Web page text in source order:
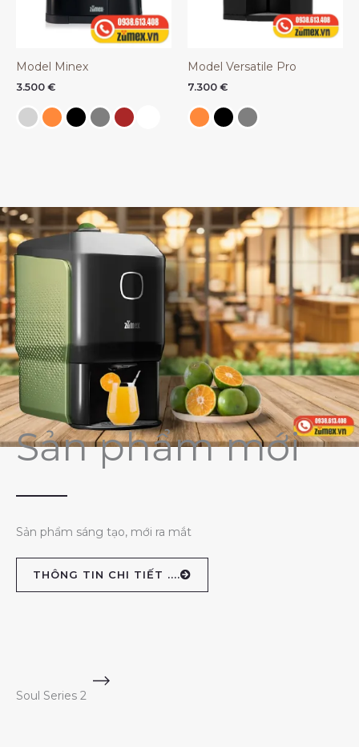
Model Minex
3.500 €
Model Versatile Pro
7.300 €
Sản phẩm mới
Sản phẩm sáng tạo, mới ra mắt
THÔNG TIN CHI TIẾT ....
Soul Series 2